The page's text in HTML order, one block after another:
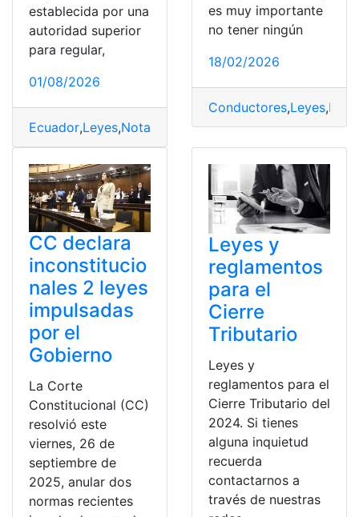
establecida por una
autoridad superior
para regular,
01/08/2026
Ecuador,Leyes,Notarial Vigencia
es muy importante
no tener ningún
18/02/2026
Conductores,Leyes,
CC declara
inconstitucio
nales 2 leyes
impulsadas
por el
Gobierno
La Corte
Constitucional (CC)
resolvió este
viernes, 26 de
septiembre de
2025, anular dos
normas recientes
Leyes y
reglamentos
para el
Cierre
Tributario
Leyes y
reglamentos para el
Cierre Tributario del
2024. Si tienes
alguna inquietud
recuerda
contactarnos a
través de nuestras